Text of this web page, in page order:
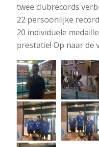
twee clubrecords
22 persoonlijke
20 individuele
prestatie! Op naar de